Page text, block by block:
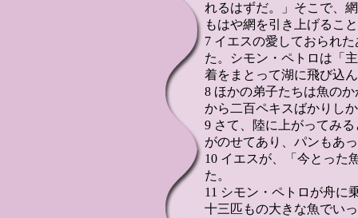
れるはずだ。」そこで、
もはや網を引き上げるこ
7 イエスの愛しておられ
た。シモン・ペトロは「
着をまとって湖に飛び込
8 ほかの弟子たちは魚の
から二百ペキスばかりし
9 さて、陸に上がってみ
がのせてあり、パンもあ
10 イエスが、「今とった
た。
11 シモン・ペトロが舟に
十三匹もの大きな魚でい